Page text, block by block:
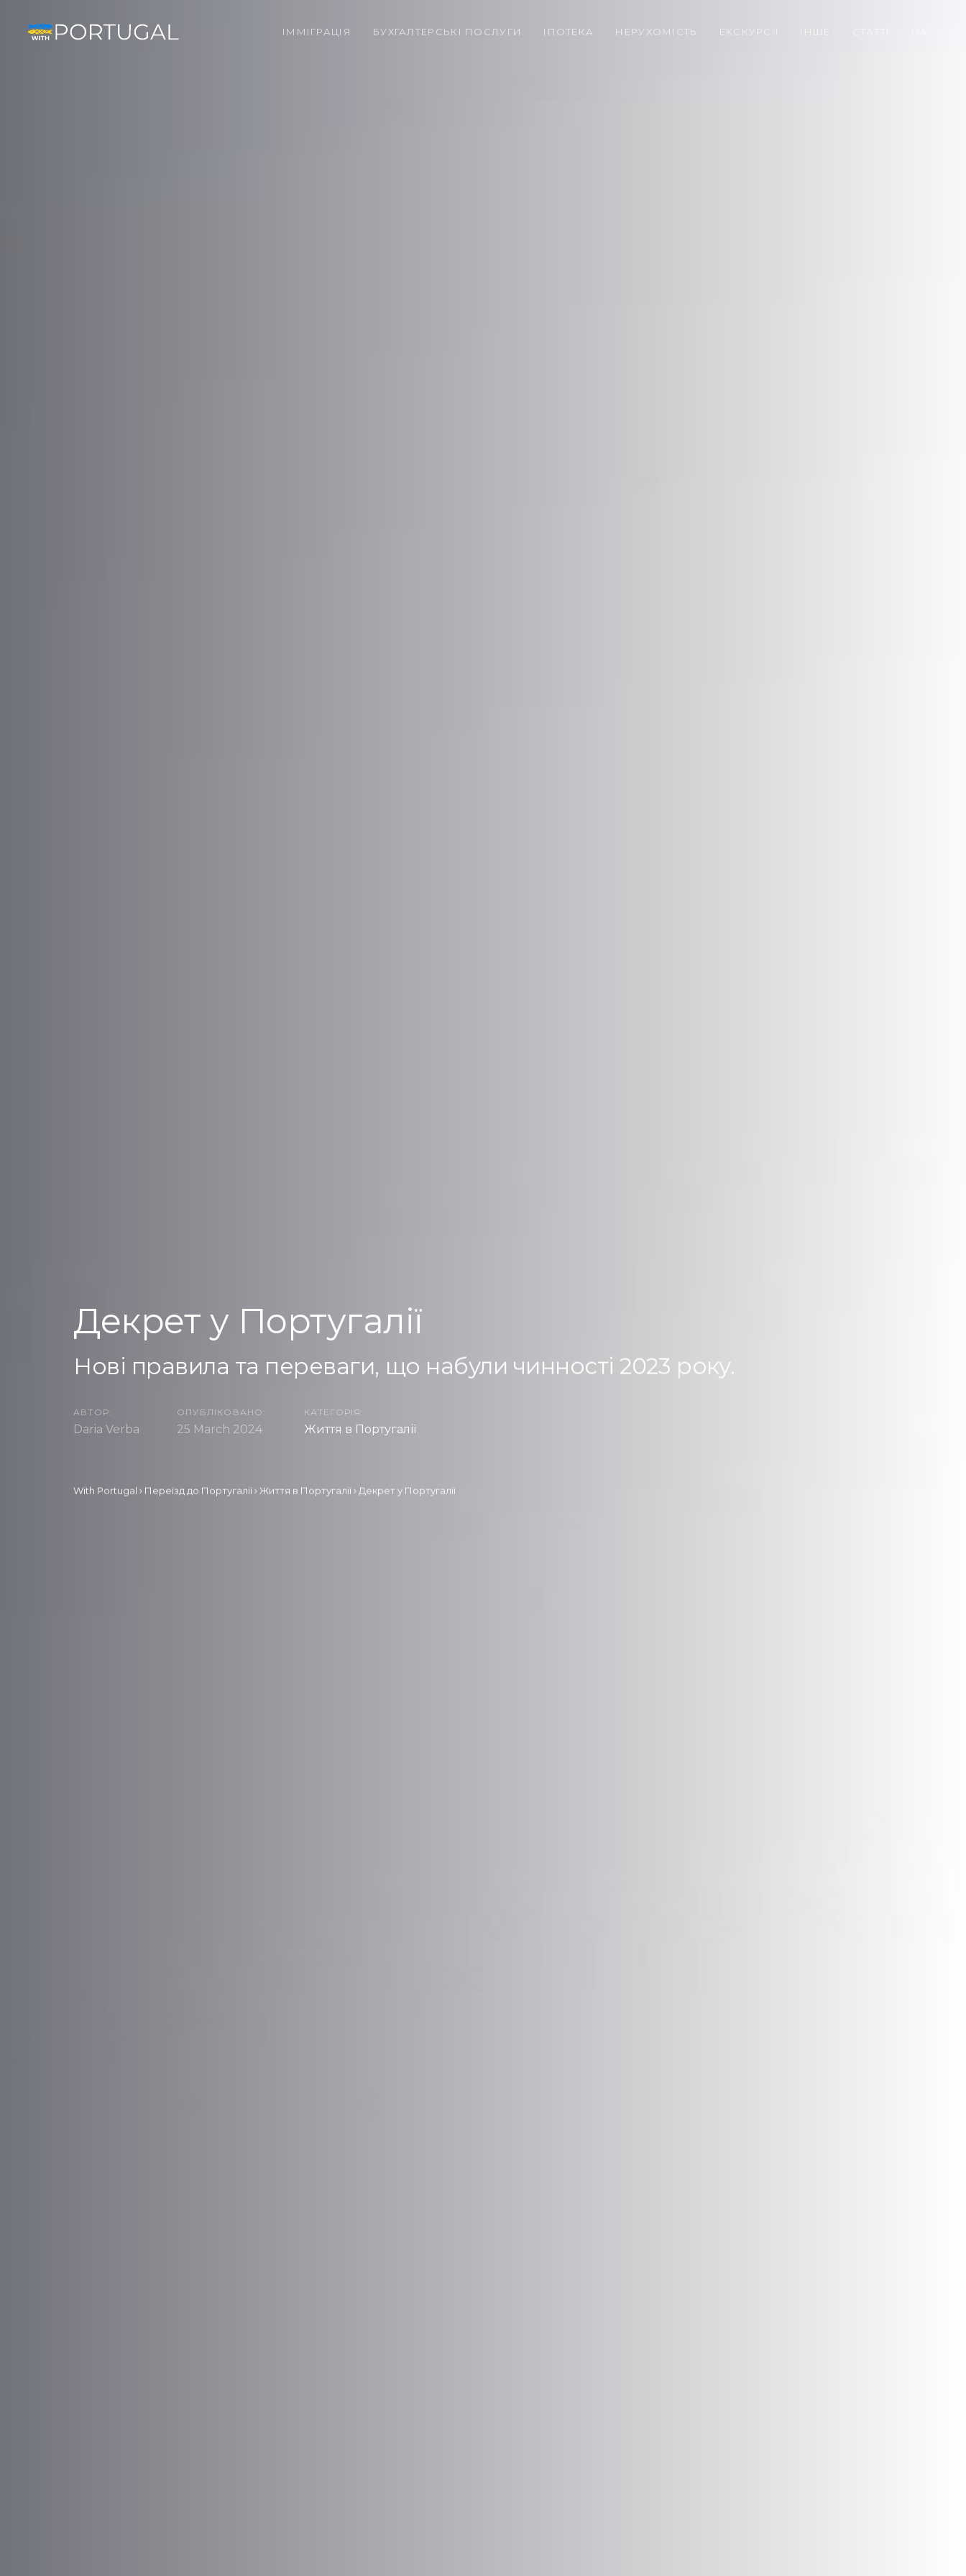
ІММІГРАЦІЯ БУХГАЛТЕРСЬКІ ПОСЛУГИ ІПОТЕКА НЕРУХОМІСТЬ ЕКСКУРСІЇ ІНШЕ
Декрет у Португалії
Нові правила та переваги, що набули чинності 2023 року.
АВТОР:
Daria Verba
ОПУБЛІКОВАНО:
25 March 2024
КАТЕГОРІЯ:
Життя в Португалії
With Portugal Переїзд до Португалії Життя в Португалії Декрет у Португалії